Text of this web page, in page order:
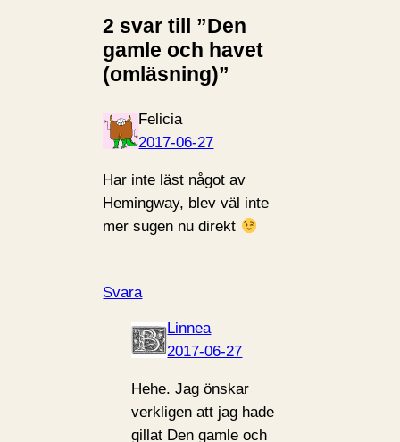
2 svar till ”Den
gamle och havet
(omläsning)”
Felicia
2017-06-27
Har inte läst något av
Hemingway, blev väl inte
mer sugen nu direkt
Svara
Linnea
2017-06-27
Hehe. Jag önskar
verkligen att jag hade
gillat Den gamle och